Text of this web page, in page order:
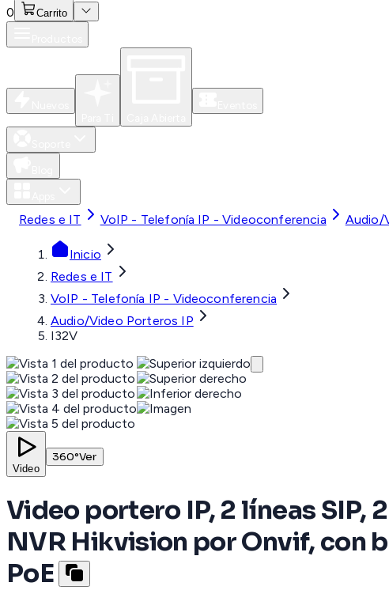
0 Carrito
Redes e IT VoIP - Telefonía IP - Videoconferencia Audio/
Inicio
Redes e IT
VoIP - Telefonía IP - Videoconferencia
Audio/Video Porteros IP
I32V
Video
360°Ver
Video portero IP, 2 líneas SIP,
NVR Hikvision por Onvif, con
PoE